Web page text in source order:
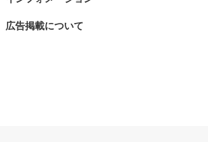
広告掲載について